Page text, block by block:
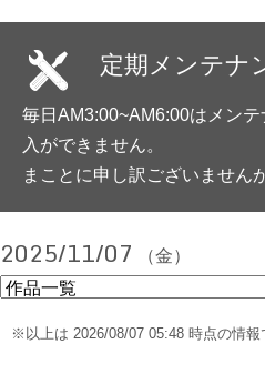
定期メンテナ
毎日AM3:00~AM6:00はメン
入ができません。
まことに申し訳ございません
2025/11/07 （金）
※以上は 2026/08/07 05:48 時点の情報